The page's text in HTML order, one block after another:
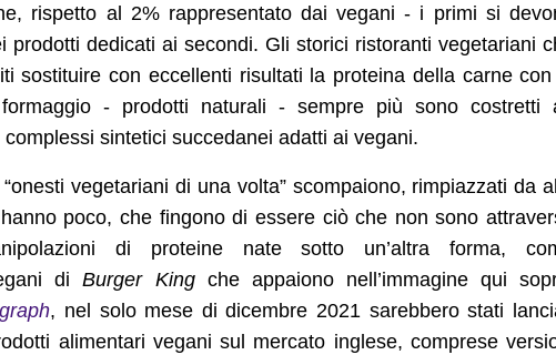
rispetto al 2% rappresentato dai vegani - i primi si
prodotti dedicati ai secondi. Gli storici ristoranti vegetariani
sostituire con eccellenti risultati la proteina della carne
- prodotti naturali - sempre più sono costretti
sintetici succedanei adatti ai vegani.
vegetariani di una volta” scompaiono, rimpiazzati da
hanno poco, che fingono di essere ciò che non sono
di proteine nate sotto un’altra forma,
diBurger Kingche appaiono nell’immagine qui
, nel solo mese di dicembre 2021 sarebbero stati
alimentari vegani sul mercato inglese, comprese